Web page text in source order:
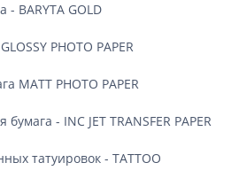
- BARYTA GOLD
GLOSSY PHOTO PAPER
MATT PHOTO PAPER
бумага - INC JET TRANSFER PAPER
татуировок - TATTOO